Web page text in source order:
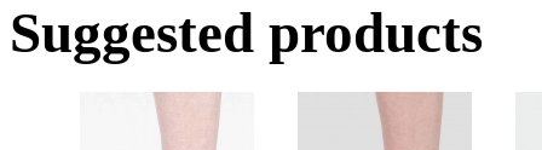
Suggested products